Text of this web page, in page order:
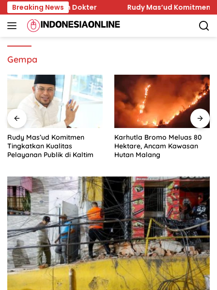
Skip
to
content
Breaking News
Sejumlah Dokter Rudy Mas’ud Komitmen
Gempa
Rudy Mas’ud Komitmen
Tingkatkan Kualitas
Pelayanan Publik di Kaltim
Karhutla Bromo Meluas 80
Hektare, Ancam Kawasan
Hutan Malang